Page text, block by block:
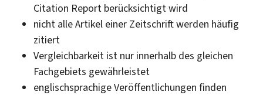
Citation Report berücksichtigt wird
nicht alle Artikel einer Zeitschrift werden häufig
zitiert
Vergleichbarkeit ist nur innerhalb des gleichen
Fachgebiets gewährleistet
englischsprachige Veröffentlichungen finden